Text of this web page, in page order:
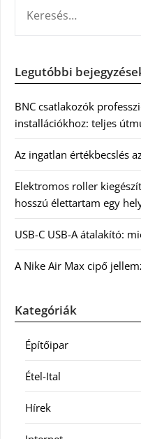
Legutóbbi
BNC csatlakozók
installációkhoz: teljes
Az ingatlan értékbecslés
Elektromos roller
hosszú élettartam egy
USB-C USB-A átalakító:
A Nike Air Max cipő
Kategóriák
Építőipar
Étel-Ital
Hírek